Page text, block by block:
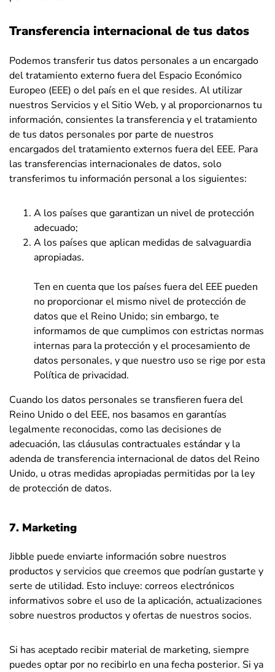
Transferencia internacional de tus datos
Podemos transferir tus datos personales a un encargado
del tratamiento externo fuera del Espacio Económico
Europeo (EEE) o del país en el que resides. Al utilizar
nuestros Servicios y el Sitio Web, y al proporcionarnos tu
información, consientes la transferencia y el tratamiento
de tus datos personales por parte de nuestros
encargados del tratamiento externos fuera del EEE. Para
las transferencias internacionales de datos, solo
transferimos tu información personal a los siguientes:
A los países que garantizan un nivel de protección
adecuado;
A los países que aplican medidas de salvaguardia
apropiadas.
Ten en cuenta que los países fuera del EEE pueden
no proporcionar el mismo nivel de protección de
datos que el Reino Unido; sin embargo, te
informamos de que cumplimos con estrictas normas
internas para la protección y el procesamiento de
datos personales, y que nuestro uso se rige por esta
Política de privacidad.
Cuando los datos personales se transfieren fuera del
Reino Unido o del EEE, nos basamos en garantías
legalmente reconocidas, como las decisiones de
adecuación, las cláusulas contractuales estándar y la
adenda de transferencia internacional de datos del Reino
Unido, u otras medidas apropiadas permitidas por la ley
de protección de datos.
7. Marketing
Jibble puede enviarte información sobre nuestros
productos y servicios que creemos que podrían gustarte y
serte de utilidad. Esto incluye: correos electrónicos
informativos sobre el uso de la aplicación, actualizaciones
sobre nuestros productos y ofertas de nuestros socios.
Si has aceptado recibir material de marketing, siempre
puedes optar por no recibirlo en una fecha posterior. Si ya